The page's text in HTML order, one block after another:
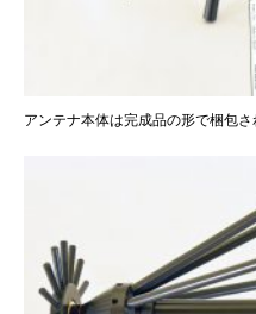
アンテナ本体は完成品の形で梱包